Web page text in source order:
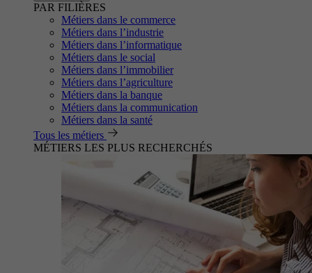
PAR FILIÈRES
Métiers dans le commerce
Métiers dans l’industrie
Métiers dans l’informatique
Métiers dans le social
Métiers dans l’immobilier
Métiers dans l’agriculture
Métiers dans la banque
Métiers dans la communication
Métiers dans la santé
Tous les métiers
MÉTIERS LES PLUS RECHERCHÉS